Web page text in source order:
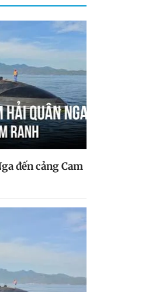
đến cảng Cam